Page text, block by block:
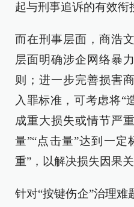
起与刑事追诉的有效衔
而在刑事层面，商浩
层面明确涉企网络暴
则；进一步完善损害
入罪标准，可考虑将“
成重大损失或情节严
量”“点击量”达到一定
重”，以解决损失因果
针对“按键伤企”治理